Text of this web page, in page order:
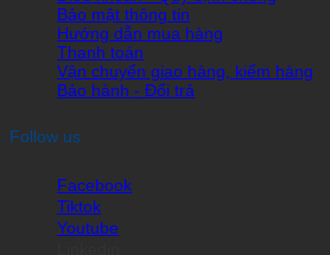
Bảo mật thông tin
Hướng dẫn mua hàng
Thanh toán
Vận chuyển giao hàng, kiểm hàng
Bảo hành - Đổi trả
Follow us
Facebook
Tiktok
Youtube